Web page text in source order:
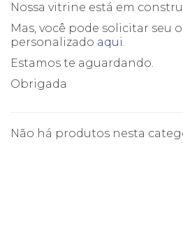
Nossa vitrine está em
Mas, você pode solicitar seu
personalizado aqui.
Estamos te aguardando.
Obrigada
Não há produtos nesta